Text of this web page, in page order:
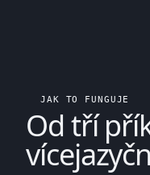
JAK TO FUNGUJE
Od tří